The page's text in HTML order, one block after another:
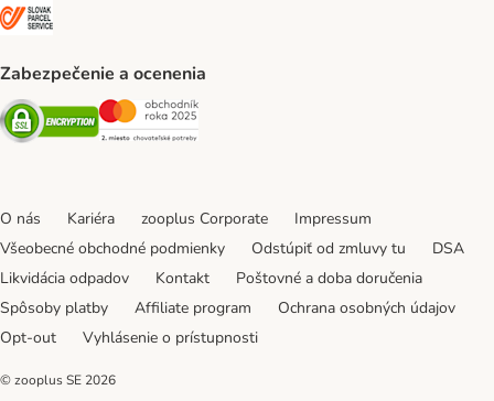
Zabezpečenie a ocenenia
Security Security
O nás Kariéra zooplus Corporate
Impressum
Všeobecné obchodné podmienky
Odstúpiť od zmluvy tu
DSA
Likvidácia odpadov
Kontakt
Poštovné a doba doručenia
Spôsoby platby
Affiliate program
Ochrana osobných údajov
Opt-out
Vyhlásenie o prístupnosti
© zooplus SE 2026